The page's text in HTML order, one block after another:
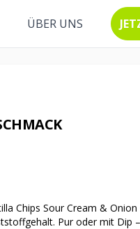
ÜBER UNS
Chips Sour Cream &
Pur oder mit Dip